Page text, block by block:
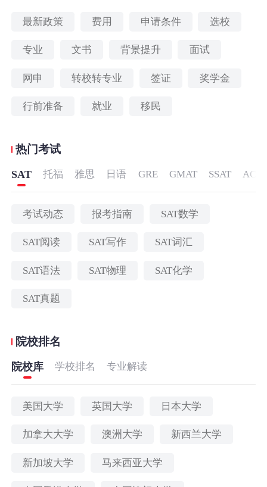
最新政策 费用 申请条件 选校
专业 文书 背景提升 面试
网申 转校转专业 签证 奖学金
行前准备 就业 移民
热门考试
SAT 托福 雅思 日语 GRE GMAT SSAT ACT
考试动态 报考指南 SAT数学
SAT阅读 SAT写作 SAT词汇
SAT语法 SAT物理 SAT化学
SAT真题
院校排名
院校库 学校排名 专业解读
美国大学 英国大学 日本大学
加拿大大学 澳洲大学 新西兰大学
新加坡大学 马来西亚大学